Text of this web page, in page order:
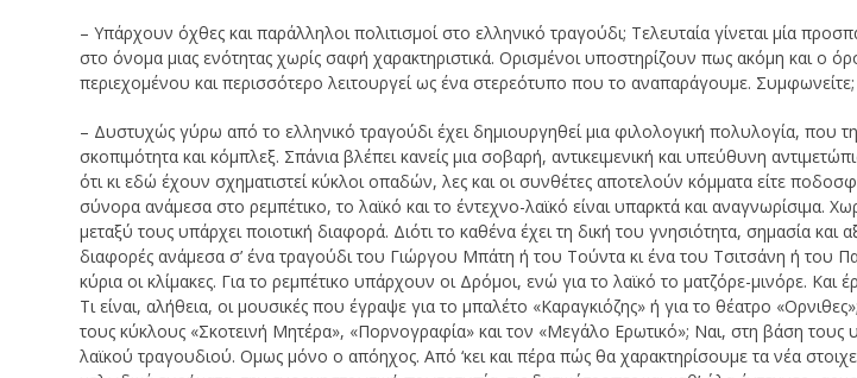
– Υπάρχουν όχθες και παράλληλοι πολιτισμοί στο ελληνικό τραγούδι; Τελευταία γίνεται μία
στο όνομα μιας ενότητας χωρίς σαφή χαρακτηριστικά. Ορισμένοι υποστηρίζουν πως ακόμη και ο
περιεχομένου και περισσότερο λειτουργεί ως ένα στερεότυπο που το αναπαράγουμε. Συμφωνείτε;
– Δυστυχώς γύρω από το ελληνικό τραγούδι έχει δημιουργηθεί μια φιλολογική πολυλογία, που
σκοπιμότητα και κόμπλεξ. Σπάνια βλέπει κανείς μια σοβαρή, αντικειμενική και υπεύθυνη
ότι κι εδώ έχουν σχηματιστεί κύκλοι οπαδών, λες και οι συνθέτες αποτελούν κόμματα είτε
σύνορα ανάμεσα στο ρεμπέτικο, το λαϊκό και το έντεχνο-λαϊκό είναι υπαρκτά και αναγνωρίσιμα.
μεταξύ τους υπάρχει ποιοτική διαφορά. Διότι το καθένα έχει τη δική του γνησιότητα, σημασία
διαφορές ανάμεσα σ’ ένα τραγούδι του Γιώργου Μπάτη ή του Τούντα κι ένα του Τσιτσάνη ή του
κύρια οι κλίμακες. Για το ρεμπέτικο υπάρχουν οι Δρόμοι, ενώ για το λαϊκό το ματζόρε-μινόρε. Και
Τι είναι, αλήθεια, οι μουσικές που έγραψε για το μπαλέτο «Καραγκιόζης» ή για το θέατρο
τους κύκλους «Σκοτεινή Μητέρα», «Πορνογραφία» και τον «Μεγάλο Ερωτικό»; Ναι, στη βάση τους
λαϊκού τραγουδιού. Ομως μόνο ο απόηχος. Από ‘κει και πέρα πώς θα χαρακτηρίσουμε τα νέα